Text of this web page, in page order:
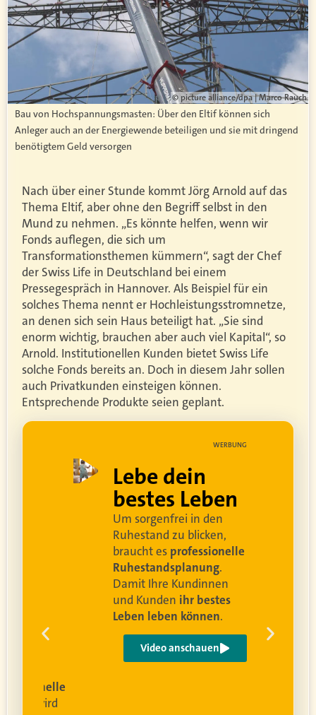
© picture alliance/dpa | Marco Rauch
Bau von Hochspannungsmasten: Über den Eltif können sich
Anleger auch an der Energiewende beteiligen und sie mit dringend
benötigtem Geld versorgen
Nach über einer Stunde kommt Jörg Arnold auf das
Thema Eltif, aber ohne den Begriff selbst in den
Mund zu nehmen. „Es könnte helfen, wenn wir
Fonds auflegen, die sich um
Transformationsthemen kümmern“, sagt der Chef
der Swiss Life in Deutschland bei einem
Pressegespräch in Hannover. Als Beispiel für ein
solches Thema nennt er Hochleistungsstromnetze,
an denen sich sein Haus beteiligt hat. „Sie sind
enorm wichtig, brauchen aber auch viel Kapital“, so
Arnold. Institutionellen Kunden bietet Swiss Life
solche Fonds bereits an. Doch in diesem Jahr sollen
auch Privatkunden einsteigen können.
Entsprechende Produkte seien geplant.
wird
WERBUNG
Lebe dein
bestes Leben
Um sorgenfrei in den
Ruhestand zu blicken,
braucht es professionelle
Ruhestandsplanung.
Damit Ihre Kundinnen
und Kunden ihr bestes
Leben leben können.
Video anschauen